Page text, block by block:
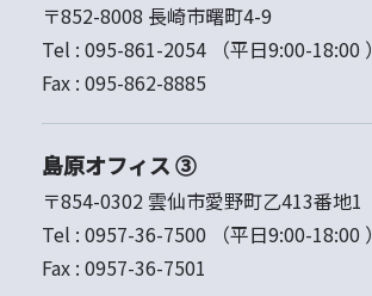
〒852-8008 長崎市曙町4-9
Tel : 095-861-2054
（平日9:00-18:00 ）
Fax : 095-862-8885
島原オフィス ③
〒854-0302 雲仙市愛野町乙413番地1
Tel : 0957-36-7500
（平日9:00-18:00 ）
Fax : 0957-36-7501